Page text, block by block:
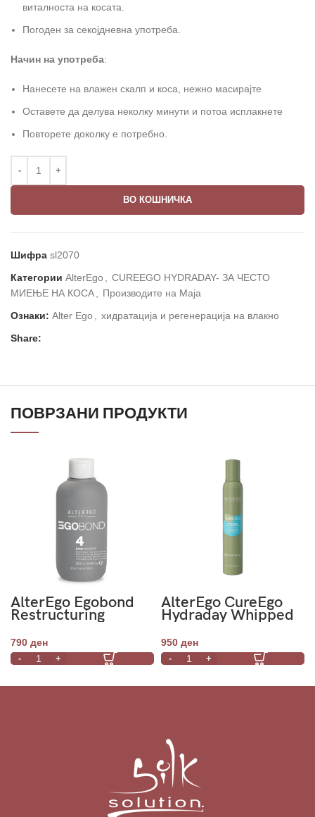
виталноста на косата.
Погоден за секојдневна употреба.
Начин на употреба:
Нанесете на влажен скалп и коса, нежно масирајте
Оставете да делува неколку минути и потоа исплакнете
Повторете доколку е потребно.
ВО КОШНИЧКА
Шифра sl2070
Категории AlterEgo
CUREEGO HYDRADAY- ЗА ЧЕСТО
МИЕЊЕ НА КОСА
Производите на Маја
Ознаки: Alter Ego
хидратација и регенерација на влакно
Share:
ПОВРЗАНИ ПРОДУКТИ
AlterEgo Egobond
Restructuring
Shampoo 250ml-
Чекор 4
790 ден
AlterEgo CureEgo
Hydraday Whipped
Cream Hydrating
Mousse 200ml
950 ден